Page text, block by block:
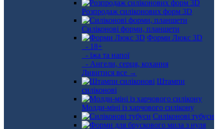
Розпродаж силіконових форм 3D
Силіконові форми, планшети
Форми Люкс 3D
- 18+
- їжа та напої
- Ангели, серця, кохання
Дивитися все →
Штампи
силіконові
Молди-міні із харчового силікону
Силіконові тубуси